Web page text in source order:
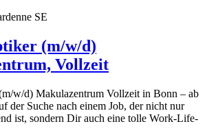
SE
(m/w/d)
Vollzeit
w/d) Makulazentrum Vollzeit in Bonn – ab
der Suche nach einem Job, der nicht nur
ist, sondern Dir auch eine tolle Work-Life-